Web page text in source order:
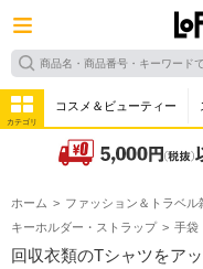
カテゴリ
コスメ＆ビューティー
ホーム ファッション＆トラベル
キーホルダー・ストラップ
手袋
回収衣類のTシャツをア